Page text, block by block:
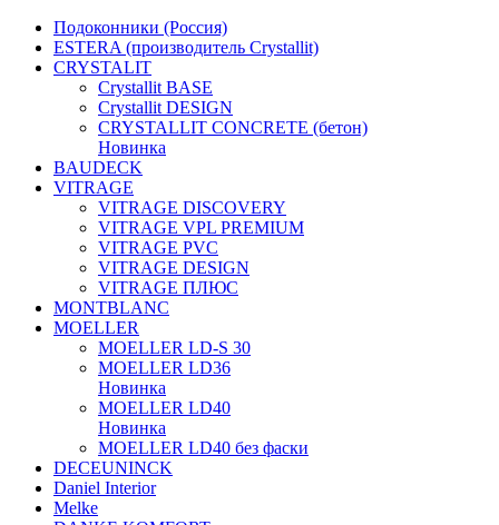
Подоконники (Россия)
ESTERA (производитель Crystallit)
CRYSTALIT
Crystallit BASE
Crystallit DESIGN
CRYSTALLIT CONCRETE (бетон)
Новинка
BAUDECK
VITRAGE
VITRAGE DISCOVERY
VITRAGE VPL PREMIUM
VITRAGE PVC
VITRAGE DESIGN
VITRAGE ПЛЮС
MONTBLANC
MOELLER
MOELLER LD-S 30
MOELLER LD36
Новинка
MOELLER LD40
Новинка
MOELLER LD40 без фаски
DECEUNINCK
Daniel Interior
Melke